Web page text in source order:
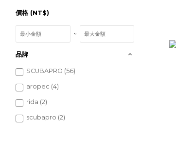
價格 (NT$)
~
品牌
SCUBAPRO (56)
aropec (4)
rida (2)
scubapro (2)